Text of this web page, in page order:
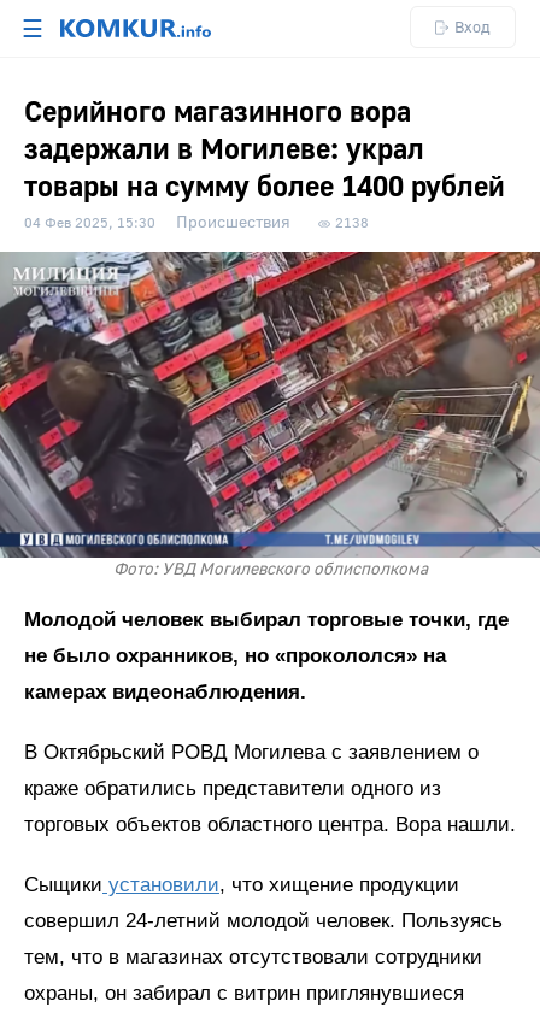
☰ Вход
Серийного магазинного вора
задержали в Могилеве: украл
товары на сумму более 1400 рублей
04 Фев 2025, 15:30 Происшествия 2138
Фото: УВД Могилевского облисполкома
Молодой человек выбирал торговые точки, где
не было охранников, но «прокололся» на
камерах видеонаблюдения.
В Октябрьский РОВД Могилева с заявлением о
краже обратились представители одного из
торговых объектов областного центра. Вора нашли.
Сыщики установили, что хищение продукции
совершил 24-летний молодой человек. Пользуясь
тем, что в магазинах отсутствовали сотрудники
охраны, он забирал с витрин приглянувшиеся